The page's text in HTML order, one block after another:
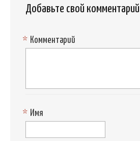
Добавьте свой комментарий
Комментарий
*
Имя
*